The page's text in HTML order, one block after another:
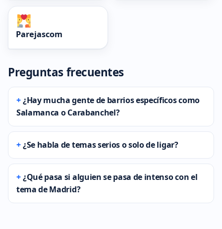
Parejascom
Preguntas frecuentes
¿Hay mucha gente de barrios específicos como
Salamanca o Carabanchel?
¿Se habla de temas serios o solo de ligar?
¿Qué pasa si alguien se pasa de intenso con el
tema de Madrid?